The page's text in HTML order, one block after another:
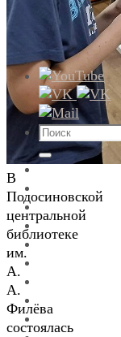
В
Подосиновской
центральной
библиотеке
им.
А.
А.
Филёва
состоялась
Что
искать:
Поиск